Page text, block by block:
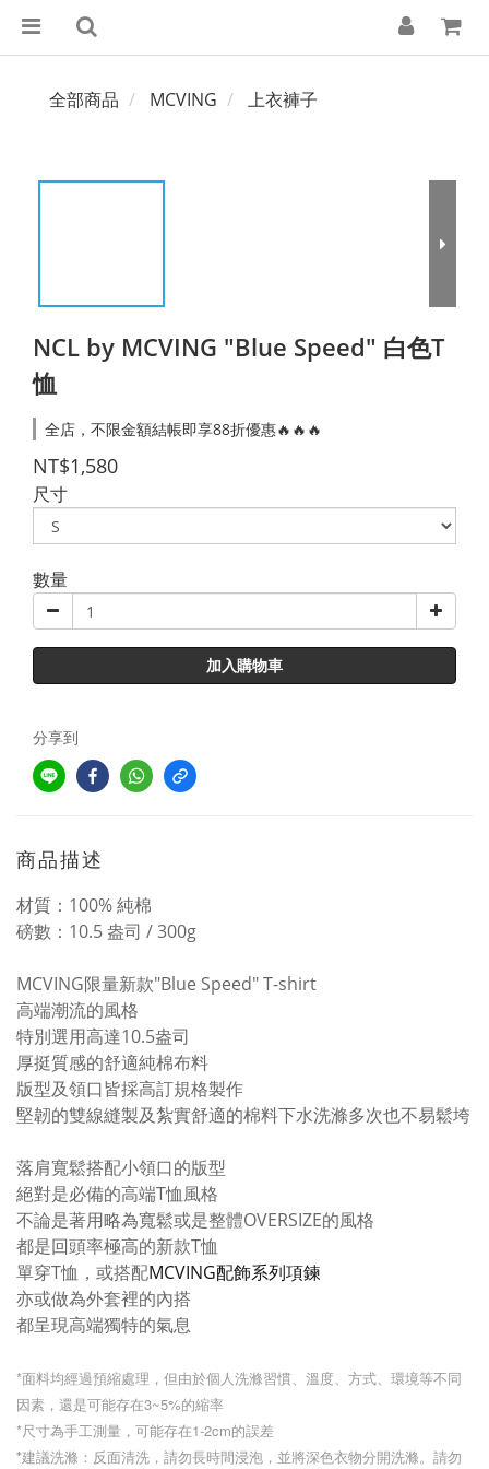
全部商品 MCVING 上衣褲子
NCL by MCVING "Blue Speed" 白色T
恤
全店，不限金額結帳即享88折優惠🔥🔥🔥
NT$1,580
尺寸
數量
加入購物車
分享到
商品描述
材質：100% 純棉
磅數：10.5 盎司 / 300g
MCVING限量新款"Blue Speed" T-shirt
高端潮流的風格
特別選用高達10.5盎司
厚挺質感的舒適純棉布料
版型及領口皆採高訂規格製作
堅韌的雙線縫製及紮實舒適的棉料下水洗滌多次也不易鬆垮
落肩寬鬆搭配小領口的版型
絕對是必備的高端T恤風格
不論是著用略為寬鬆或是整體OVERSIZE的風格
都是回頭率極高的新款T恤
單穿T恤，或搭配MCVING配飾系列項鍊
亦或做為外套裡的內搭
都呈現高端獨特的氣息
*面料均經過預縮處理， 但由於個人洗滌習慣、溫度、方式、環境等不同
因素，還是可能存在3~5%的縮率
*尺寸為手工測量，可能存在1-2cm的誤差
*建議洗滌： 反面清洗，請勿長時間浸泡，並將深色衣物分開洗滌。 請勿